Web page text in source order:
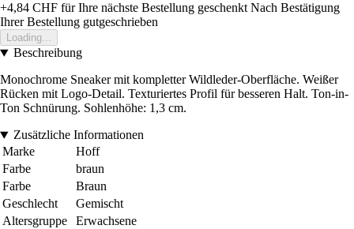
+4,84 CHF für Ihre nächste Bestellung geschenkt Nach Bestätigung
Ihrer Bestellung gutgeschrieben
Loading...
Beschreibung
Monochrome Sneaker mit kompletter Wildleder-Oberfläche. Weißer
Rücken mit Logo-Detail. Texturiertes Profil für besseren Halt. Ton-in-
Ton Schnürung. Sohlenhöhe: 1,3 cm.
Zusätzliche Informationen
Marke
Hoff
Farbe
braun
Farbe
Braun
Geschlecht
Gemischt
Altersgruppe
Erwachsene